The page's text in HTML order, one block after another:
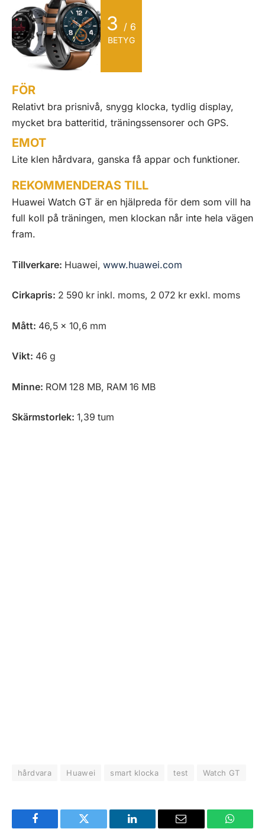
3 / 6
BETYG
FÖR
Relativt bra prisnivå, snygg klocka, tydlig display,
mycket bra batteritid, träningssensorer och GPS.
EMOT
Lite klen hårdvara, ganska få appar och funktioner.
REKOMMENDERAS TILL
Huawei Watch GT är en hjälpreda för dem som vill ha
full koll på träningen, men klockan når inte hela vägen
fram.
Tillverkare: Huawei, www.huawei.com
Cirkapris: 2 590 kr inkl. moms, 2 072 kr exkl. moms
Mått: 46,5 x 10,6 mm
Vikt: 46 g
Minne: ROM 128 MB, RAM 16 MB
Skärmstorlek: 1,39 tum
hårdvara Huawei smart klocka test Watch GT